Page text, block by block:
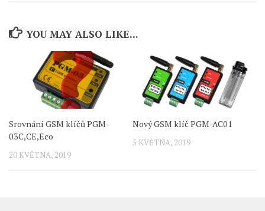
YOU MAY ALSO LIKE...
Srovnání GSM klíčů PGM-
03C,CE,Eco
20 KVĚTNA, 2019
Nový GSM klíč PGM-AC01
5 KVĚTNA, 2019